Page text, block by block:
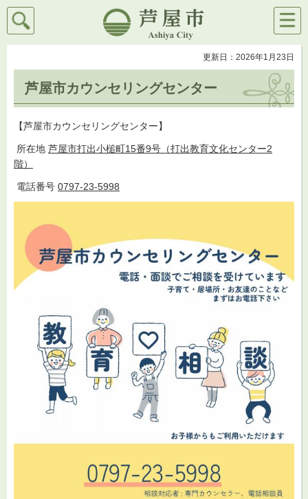
芦屋市
検索
メニ
ュー
更新日：2026年1月23日
芦屋市カウンセリングセンター
【芦屋市カウンセリングセンター】
所在地 芦屋市打出小槌町15番9号（打出教育文化センター2
階）
電話番号 0797-23-5998